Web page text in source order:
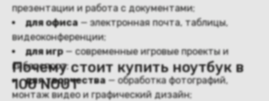
презентации и работа с документами;
для офиса— электронная почта, таблицы,
видеоконференции;
для игр— современные игровые проекты и
киберспорт;
для творчества— обработка фотографий,
монтаж видео и графический дизайн;
Почему стоит купить ноутбук в
100 NOUT